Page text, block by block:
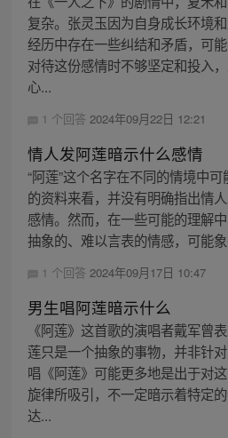
复杂。张灵玉因为自身成长环境
经历中存在一些纠结和矛盾，可
对待这份感情时不够坚定和投入
心...
1 个回答 2024年09月22日 12:21
情人发阿莲暗示什么感情
“阿莲”这个名字在不同的情境中
的资料来看，并没有明确指出情
感情。然而，在一些可能的理解
抽象的、难以言表的情感，可能
1 个回答 2024年09月17日 10:47
男生唱阿莲暗示什么
《阿莲》这首歌的演唱者戴军曾
莲只是一个抽象的事物，并非针
唱《阿莲》可能更多地是出于对
旋律所吸引，不一定暗示着特定
达...